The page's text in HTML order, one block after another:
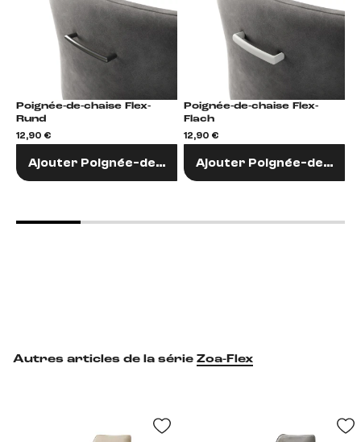
Poignée-de-chaise Flex-
Rund
12,90 €
Ajouter Poignée-de-chaise
Poignée-de-chaise Flex-
Flach
12,90 €
Ajouter Poignée-de-
Autres articles de la série Zoa-Flex